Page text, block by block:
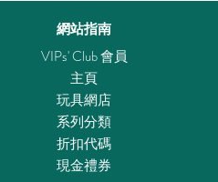
網站指南
VIPs' Club 會員
主頁
玩具網店
系列分類
折扣代碼
現金禮券